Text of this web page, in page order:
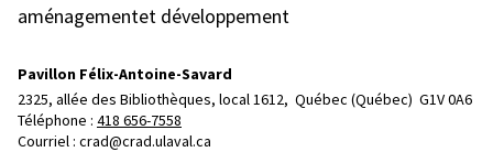
aménagementet développement
Pavillon Félix-Antoine-Savard
2325, allée des Bibliothèques, local 1612, Québec (Québec)  G1V 0A6
Téléphone : 418 656-7558
Courriel : crad@crad.ulaval.ca